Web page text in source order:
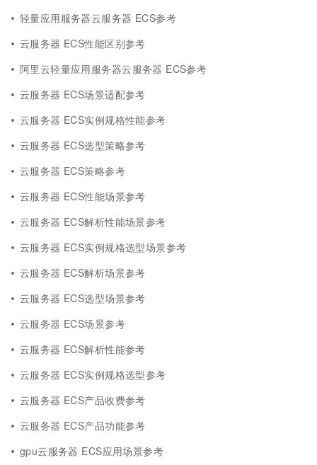
轻量应用服务器云服务器 ECS参考
云服务器 ECS性能区别参考
阿里云轻量应用服务器云服务器 ECS参考
云服务器 ECS场景适配参考
云服务器 ECS实例规格性能参考
云服务器 ECS选型策略参考
云服务器 ECS策略参考
云服务器 ECS性能场景参考
云服务器 ECS解析性能场景参考
云服务器 ECS实例规格选型场景参考
云服务器 ECS解析场景参考
云服务器 ECS选型场景参考
云服务器 ECS场景参考
云服务器 ECS解析性能参考
云服务器 ECS实例规格选型参考
云服务器 ECS产品收费参考
云服务器 ECS产品功能参考
gpu云服务器 ECS应用场景参考